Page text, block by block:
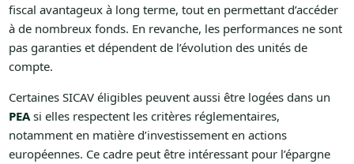
fiscal avantageux à long terme, tout en permettant d’accéder
à de nombreux fonds. En revanche, les performances ne sont
pas garanties et dépendent de l’évolution des unités de
compte.
Certaines SICAV éligibles peuvent aussi être logées dans un
PEAsi elles respectent les critères réglementaires,
notamment en matière d’investissement en actions
européennes. Ce cadre peut être intéressant pour l’épargne